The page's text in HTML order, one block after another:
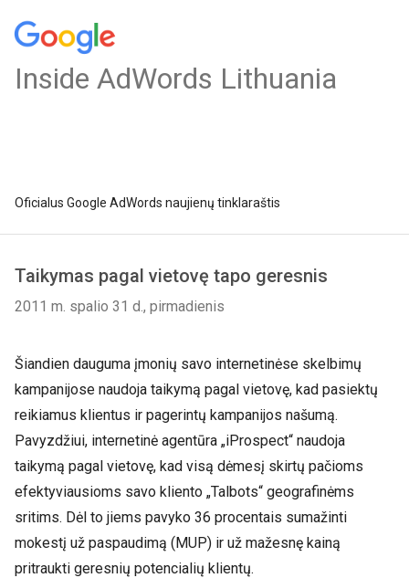
Inside AdWords Lithuania
Oficialus Google AdWords naujienų tinklaraštis
Taikymas pagal vietovę tapo geresnis
2011 m. spalio 31 d., pirmadienis
Šiandien dauguma įmonių savo internetinėse skelbimų
kampanijose naudoja taikymą pagal vietovę, kad pasiektų
reikiamus klientus ir pagerintų kampanijos našumą.
Pavyzdžiui, internetinė agentūra „iProspect“ naudoja
taikymą pagal vietovę, kad visą dėmesį skirtų pačioms
efektyviausioms savo kliento „Talbots“ geografinėms
sritims. Dėl to jiems pavyko 36 procentais sumažinti
mokestį už paspaudimą (MUP) ir už mažesnę kainą
pritraukti geresnių potencialių klientų.